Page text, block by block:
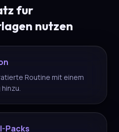
fur
nutzen
Routine mit einem
Packs